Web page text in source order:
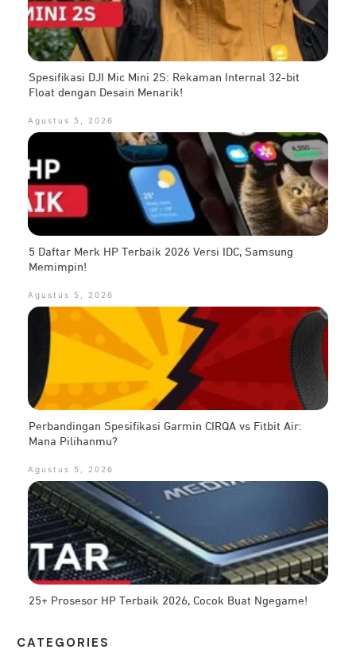
Spesifikasi DJI Mic Mini 2S: Rekaman Internal 32-bit
Float dengan Desain Menarik!
Agustus 5, 2026
5 Daftar Merk HP Terbaik 2026 Versi IDC, Samsung
Memimpin!
Agustus 5, 2026
Perbandingan Spesifikasi Garmin CIRQA vs Fitbit Air:
Mana Pilihanmu?
Agustus 5, 2026
25+ Prosesor HP Terbaik 2026, Cocok Buat Ngegame!
CATEG ORIES